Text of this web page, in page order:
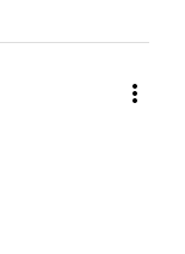
more_vert